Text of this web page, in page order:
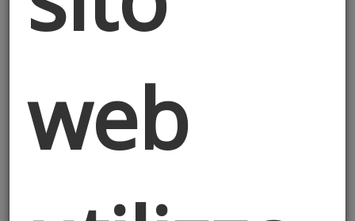
La cuccagna in Città Alta
La terza edizione del Palio di Città Alta ha
visto la squadra Fonti Prealpi di Almè
web